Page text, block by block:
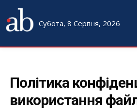
Субота, 8 Серпня, 2026
Політика
використання